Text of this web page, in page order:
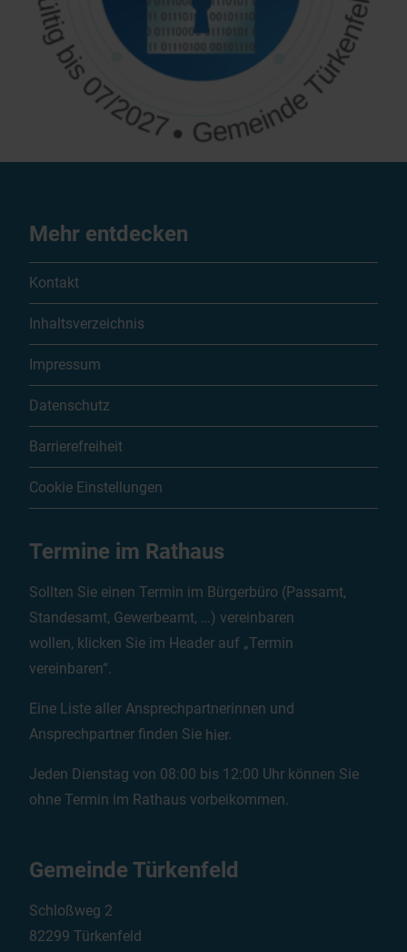
Mehr entdecken
Kontakt
Inhaltsverzeichnis
Impressum
Datenschutz
Barrierefreiheit
Cookie Einstellungen
Termine im Rathaus
Sollten Sie einen Termin im Bürgerbüro (Passamt,
Standesamt, Gewerbeamt, …) vereinbaren
wollen, klicken Sie im Header auf „Termin
vereinbaren“.
Eine Liste aller Ansprechpartnerinnen und
Ansprechpartner finden Sie hier.
Jeden Dienstag von 08:00 bis 12:00 Uhr können Sie
ohne Termin im Rathaus vorbeikommen.
Gemeinde Türkenfeld
Schloßweg 2
82299 Türkenfeld